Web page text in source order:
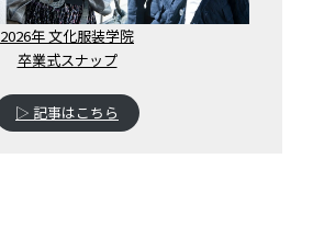
2026年 文化服装学院
卒業式スナップ
▷ 記事はこちら